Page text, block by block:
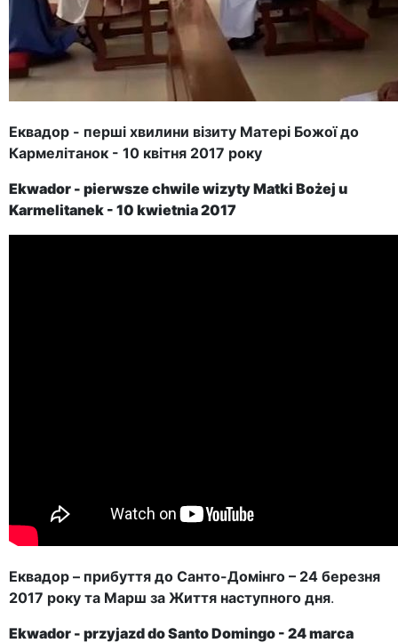
Еквадор - перші хвилини візиту Матері Божої до
Кармелітанок - 10 квітня 2017 року
Ekwador - pierwsze chwile wizyty Matki Bożej u
Karmelitanek - 10 kwietnia 2017
Еквадор – прибуття до Санто-Домінго – 24 березня
2017 року та Марш за Життя наступного дня.
Ekwador - przyjazd do Santo Domingo - 24 marca